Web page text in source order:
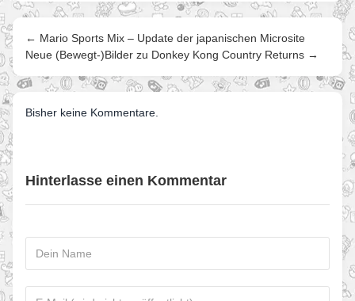
← Mario Sports Mix – Update der japanischen Microsite
Neue (Bewegt-)Bilder zu Donkey Kong Country Returns →
Bisher keine Kommentare.
Hinterlasse einen Kommentar